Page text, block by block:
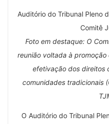
Auditório do Tribunal Pleno
Comitê
Foto em destaque: O
reunião voltada à
efetivação dos direitos
comunidades tradicionais
O Auditório do Tribunal